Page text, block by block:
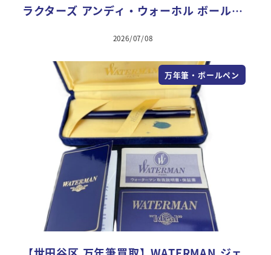
ラクターズ アンディ・ウォーホル ボール…
2026/07/08
万年筆・ボールペン